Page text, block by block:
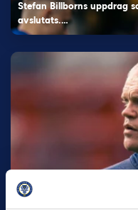
Stefan Billborns uppdrag
avslutats.…
Helstrup ny